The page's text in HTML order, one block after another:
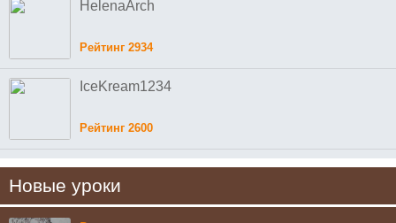
HelenaArch
Рейтинг 2934
IceKream1234
Рейтинг 2600
Новые уроки